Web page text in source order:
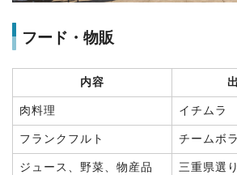
フード・物販
内容
肉料理 イチムラ
フランクフルト チームボ
ジュース、野菜、物産品 三重県選